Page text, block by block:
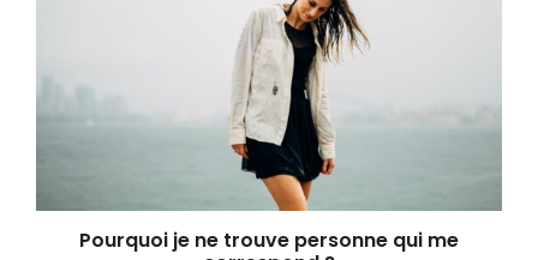
Pourquoi je ne trouve personne qui me